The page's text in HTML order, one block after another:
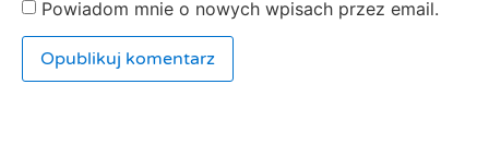
Powiadom mnie o nowych wpisach przez email.